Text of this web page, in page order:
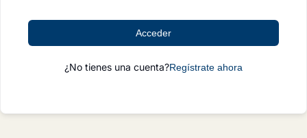
Acceder
¿No tienes una cuenta?Regístrate ahora